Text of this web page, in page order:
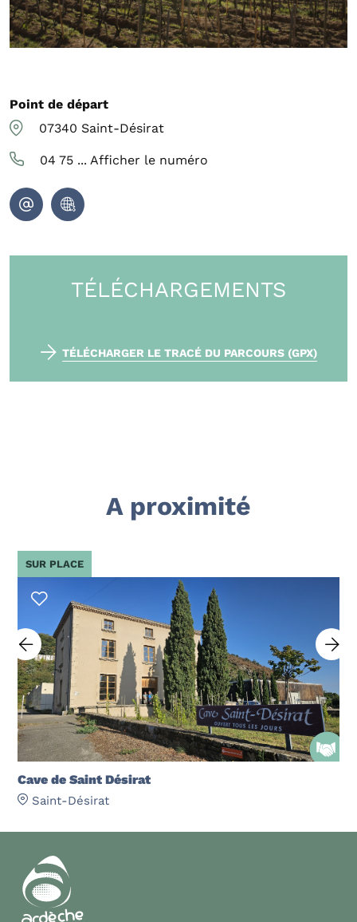
Point de départ
07340 Saint-Désirat
04 75 ... Afficher le numéro
TÉLÉCHARGEMENTS
TÉLÉCHARGER LE TRACÉ DU PARCOURS (GPX)
A proximité
Cave de Saint Désirat
Saint-Désirat
SUR PLACE